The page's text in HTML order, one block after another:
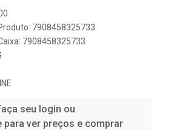
7908458325733
7908458325733
seu login ou
para ver preços e comprar